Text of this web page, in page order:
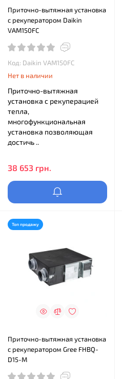
Приточно-вытяжная установка
с рекуператором Daikin
VAM150FC
Код: Daikin VAM150FC
Нет в наличии
Приточно-вытяжная
установка с рекуперацией
тепла,
многофункциональная
установка позволяющая
достичь ..
38 653 грн.
Топ продажу
Приточно-вытяжная установка
с рекуператором Gree FHBQ-
D15-M